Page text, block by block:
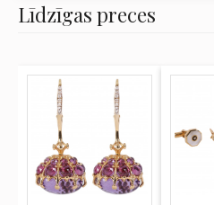
Līdzīgas preces